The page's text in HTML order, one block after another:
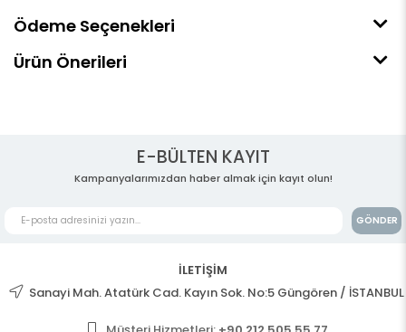
Ödeme Seçenekleri
Ürün Önerileri
E-BÜLTEN KAYIT
Kampanyalarımızdan haber almak için kayıt olun!
GÖNDER
İLETİŞİM
Sanayi Mah. Atatürk Cad. Kayın Sok. No:5 Güngören / İSTANBUL